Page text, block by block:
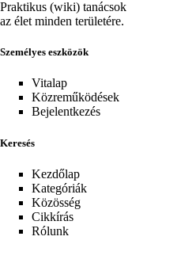
Praktikus (wiki) tanácsok
az élet minden területére.
Személyes eszközök
Vitalap
Közreműködések
Bejelentkezés
Keresés
Kezdőlap
Kategóriák
Közösség
Cikkírás
Rólunk